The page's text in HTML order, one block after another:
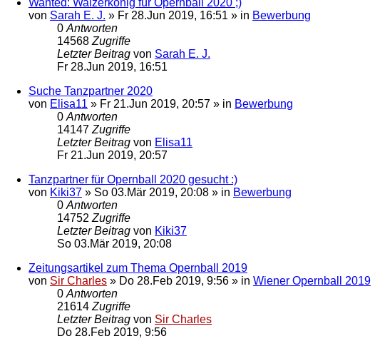
von Sarah E. J. » Fr 28.Jun 2019, 16:51 » in Bewerbung
0 Antworten
14568 Zugriffe
Letzter Beitrag von Sarah E. J.
Fr 28.Jun 2019, 16:51
Suche Tanzpartner 2020
von Elisa11 » Fr 21.Jun 2019, 20:57 » in Bewerbung
0 Antworten
14147 Zugriffe
Letzter Beitrag von Elisa11
Fr 21.Jun 2019, 20:57
Tanzpartner für Opernball 2020 gesucht :)
von Kiki37 » So 03.Mär 2019, 20:08 » in Bewerbung
0 Antworten
14752 Zugriffe
Letzter Beitrag von Kiki37
So 03.Mär 2019, 20:08
Zeitungsartikel zum Thema Opernball 2019
von Sir Charles » Do 28.Feb 2019, 9:56 » in Wiener Opernball 2019
0 Antworten
21614 Zugriffe
Letzter Beitrag von Sir Charles
Do 28.Feb 2019, 9:56